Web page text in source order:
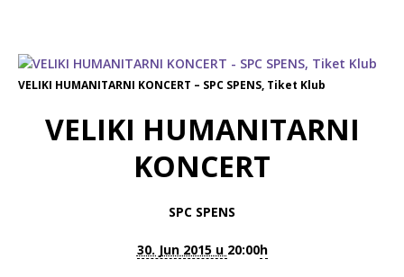
VELIKI HUMANITARNI KONCERT – SPC SPENS, Tiket Klub
VELIKI HUMANITARNI
KONCERT
SPC SPENS
30. Jun 2015 u 20:00h